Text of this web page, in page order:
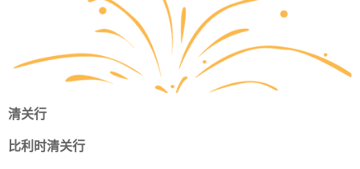
清关行
比利时清关行